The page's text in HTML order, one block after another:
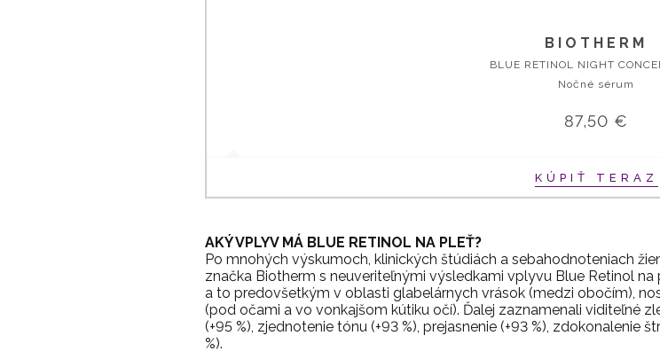
BIOTHERM
BLUE RETINOL NIGHT
Nočné sérum
87,50 €
KÚPIŤ TERAZ
AKÝ VPLYV MÁ BLUE RETINOL NA PLEŤ?
Po mnohých výskumoch, klinických štúdiách a sebahodnoteniach
značka Biotherm s neuveriteľnými výsledkami vplyvu Blue Retinol na
a to predovšetkým v oblasti glabelárnych vrások (medzi obočím),
(pod očami a vo vonkajšom kútiku očí). Ďalej zaznamenali viditeľné
(+95 %), zjednotenie tónu (+93 %), prejasnenie (+93 %), zdokonalenie
%).